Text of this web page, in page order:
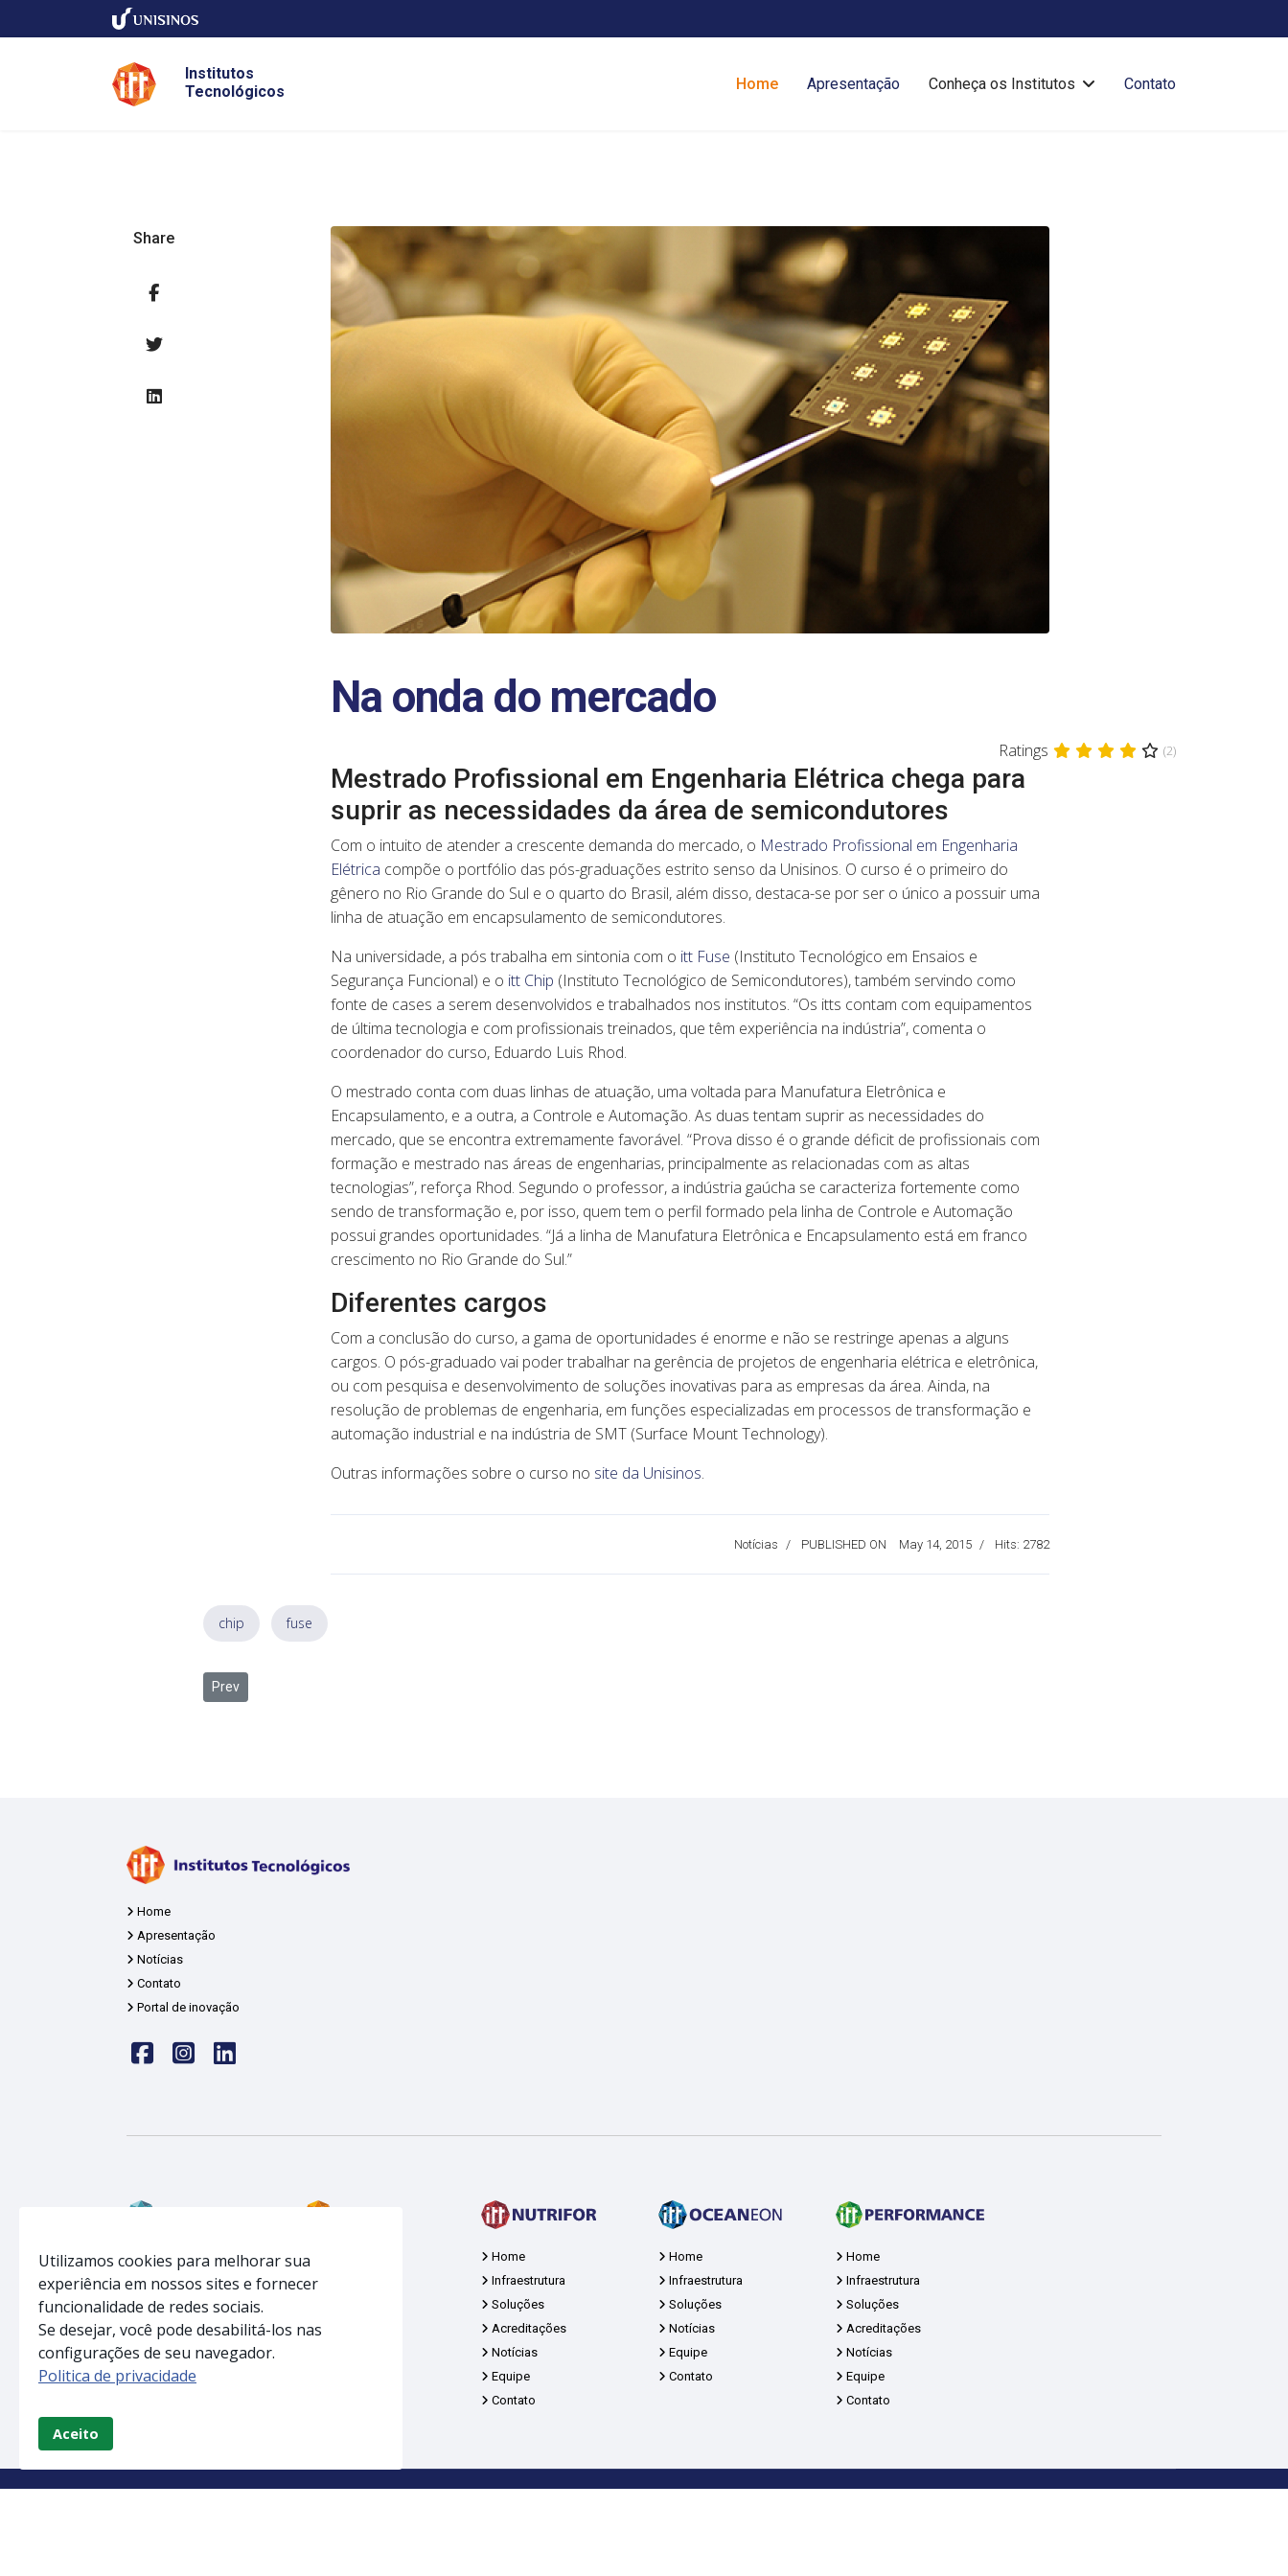
Institutos
Tecnológicos
Home Apresentação Conheça os Institutos Contato
Share
Na onda do mercado
Ratings (2)
Mestrado Profissional em Engenharia Elétrica chega para
suprir as necessidades da área de semicondutores
Com o intuito de atender a crescente demanda do mercado, o Mestrado Profissional em Engenharia
Elétrica compõe o portfólio das pós-graduações estrito senso da Unisinos. O curso é o primeiro do
gênero no Rio Grande do Sul e o quarto do Brasil, além disso, destaca-se por ser o único a possuir uma
linha de atuação em encapsulamento de semicondutores.
Na universidade, a pós trabalha em sintonia com o itt Fuse (Instituto Tecnológico em Ensaios e
Segurança Funcional) e o itt Chip (Instituto Tecnológico de Semicondutores), também servindo como
fonte de cases a serem desenvolvidos e trabalhados nos institutos. “Os itts contam com equipamentos
de última tecnologia e com profissionais treinados, que têm experiência na indústria”, comenta o
coordenador do curso, Eduardo Luis Rhod.
O mestrado conta com duas linhas de atuação, uma voltada para Manufatura Eletrônica e
Encapsulamento, e a outra, a Controle e Automação. As duas tentam suprir as necessidades do
mercado, que se encontra extremamente favorável. “Prova disso é o grande déficit de profissionais com
formação e mestrado nas áreas de engenharias, principalmente as relacionadas com as altas
tecnologias”, reforça Rhod. Segundo o professor, a indústria gaúcha se caracteriza fortemente como
sendo de transformação e, por isso, quem tem o perfil formado pela linha de Controle e Automação
possui grandes oportunidades. “Já a linha de Manufatura Eletrônica e Encapsulamento está em franco
crescimento no Rio Grande do Sul.”
Diferentes cargos
Com a conclusão do curso, a gama de oportunidades é enorme e não se restringe apenas a alguns
cargos. O pós-graduado vai poder trabalhar na gerência de projetos de engenharia elétrica e eletrônica,
ou com pesquisa e desenvolvimento de soluções inovativas para as empresas da área. Ainda, na
resolução de problemas de engenharia, em funções especializadas em processos de transformação e
automação industrial e na indústria de SMT (Surface Mount Technology).
Outras informações sobre o curso no site da Unisinos.
Notícias PUBLISHED ON May 14, 2015 Hits: 2782
chip fuse
Previous article: Reunião sela parceria entre Abinee e Unisinos
Prev
Home
Apresentação
Notícias
Contato
Portal de inovação
Faceinstalinkedin
Home
Infraestrutura
Soluções
Notícias
Equipe
Contato
Infraestrutura
Acreditações
Home
Infraestrutura
Soluções
Acreditações
Notícias
Equipe
Contato
Home
Infraestrutura
Soluções
Notícias
Equipe
Contato
Home
Infraestrutura
Soluções
Acreditações
Notícias
Equipe
Contato
Utilizamos cookies para melhorar sua
experiência em nossos sites e fornecer
funcionalidade de redes sociais.
Se desejar, você pode desabilitá-los nas
configurações de seu navegador.
Politica de privacidade
Aceito